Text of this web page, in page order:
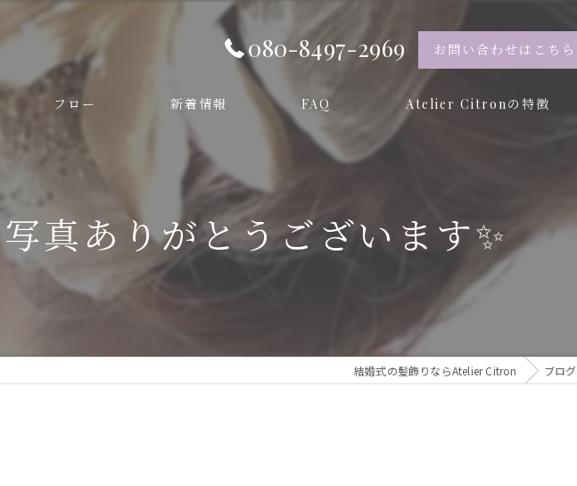
080-8497-2969 お問い合わせはこちら
フロー 新着情報 FAQ Atelier Citronの特徴
和装
卒業式
真ありがとうございます✨️
結婚式の髪飾りならAtelier Citron ブログ